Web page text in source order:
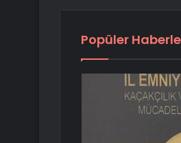
Popüler